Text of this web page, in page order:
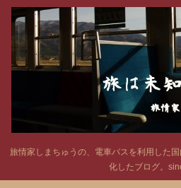
旅情家しまちゅうの、電車バスを利用した
化したブログ。